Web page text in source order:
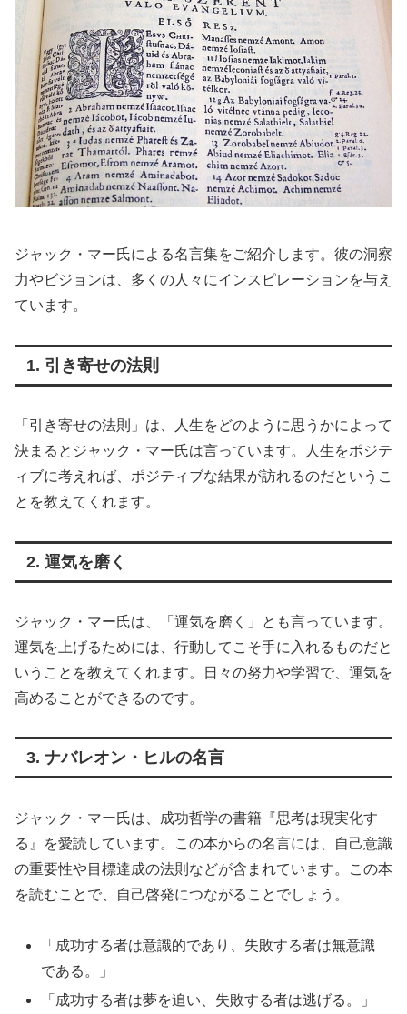
ジャック・マー氏による名言集をご紹介します。彼の洞察
力やビジョンは、多くの人々にインスピレーションを与え
ています。
1. 引き寄せの法則
「引き寄せの法則」は、人生をどのように思うかによって
決まるとジャック・マー氏は言っています。人生をポジテ
ィブに考えれば、ポジティブな結果が訪れるのだというこ
とを教えてくれます。
2. 運気を磨く
ジャック・マー氏は、「運気を磨く」とも言っています。
運気を上げるためには、行動してこそ手に入れるものだと
いうことを教えてくれます。日々の努力や学習で、運気を
高めることができるのです。
3. ナバレオン・ヒルの名言
ジャック・マー氏は、成功哲学の書籍『思考は現実化す
る』を愛読しています。この本からの名言には、自己意識
の重要性や目標達成の法則などが含まれています。この本
を読むことで、自己啓発につながることでしょう。
「成功する者は意識的であり、失敗する者は無意識
である。」
「成功する者は夢を追い、失敗する者は逃げる。」